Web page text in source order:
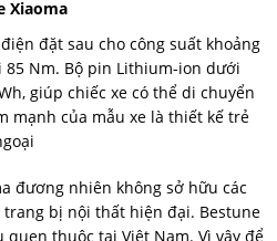
Xiaoma
đặt sau cho công suất khoảng
85 Nm. Bộ pin Lithium-ion dưới
giúp chiếc xe có thể di chuyển
mạnh của mẫu xe là thiết kế trẻ
đương nhiên không sở hữu các
trang bị nội thất hiện đại. Bestune
thuộc tại Việt Nam. Vì vậy để